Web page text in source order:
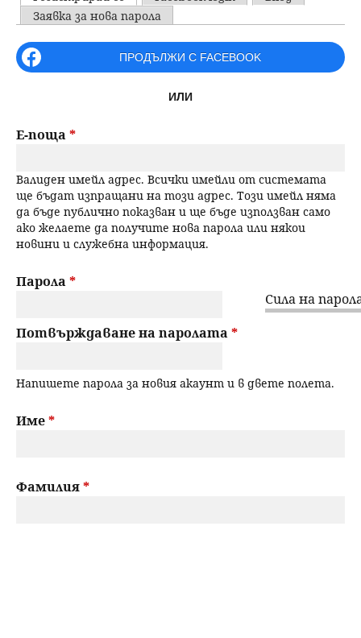
н
ю
ъ
р
е
н
е
u
P
r
i
a
y
t
a
b
Заявка за нова парола
ПРОДЪЛЖИ С FACEBOOK
ИЛИ
Е-поща *
Валиден имейл адрес. Всички имейли от системата
ще бъдат изпращани на този адрес. Този имейл няма
да бъде публично показван и ще бъде използван само
ако желаете да получите нова парола или някои
новини и служебна информация.
Сила на
Парола *
Потвърждаване на паролата *
Напишете парола за новия акаунт и в двете полета.
Име*
Фамилия*